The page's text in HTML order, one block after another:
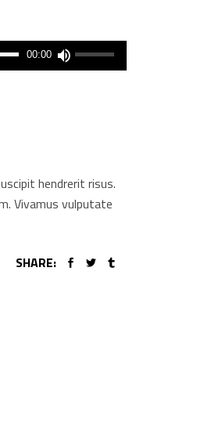
00:00
A
hangerő
billentyűket
kell
hendrerit risus.
Vivamus vulputate
SHARE: